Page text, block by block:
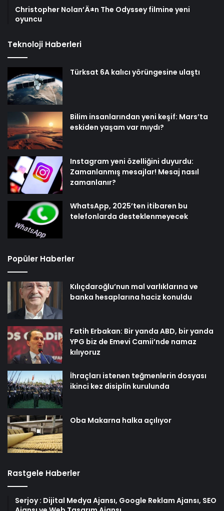
Christopher Nolan’Ä±n The Odyssey filmine yeni
oyuncu
Teknoloji Haberleri
Türksat 6A kalıcı yörüngesine ulaştı
Bilim insanlarından yeni keşif: Mars’ta
eskiden yaşam var mıydı?
Instagram yeni özelliğini duyurdu:
Zamanlanmış mesajlar! Mesaj nasıl
zamanlanır?
WhatsApp, 2025’ten itibaren bu
telefonlarda desteklenmeyecek
Popüler Haberler
Kılıçdaroğlu’nun mal varlıklarına ve
banka hesaplarına haciz konuldu
Fatih Erbakan: Bir yanda ABD, bir yanda
YPG biz de Emevi Camii’nde namaz
kılıyoruz
İhraçları istenen teğmenlerin dosyası
ikinci kez disiplin kurulunda
Oba Makarna halka açılıyor
Rastgele Haberler
Serjoy : Dijital Medya Ajansı, Google Reklam Ajansı, SEO